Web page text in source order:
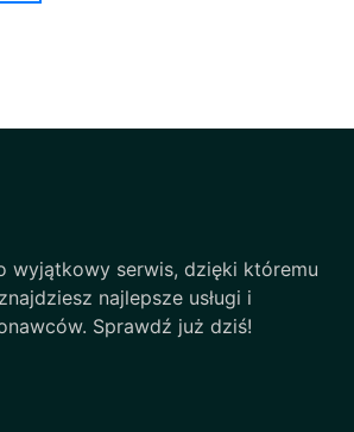
wyjątkowy serwis, dzięki któremu
najlepsze usługi i
Sprawdź już dziś!